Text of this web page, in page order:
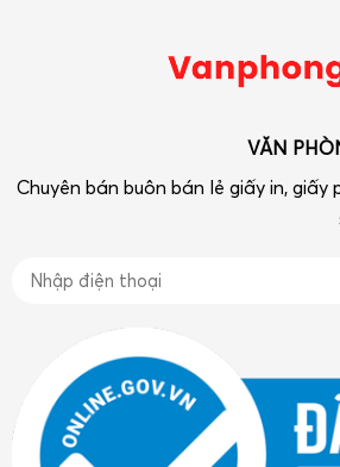
VĂN
Chuyên bán buôn bán lẻ giấy in,
vpptot@gmail.com
Thiết bị VP-Hóa Mỹ Phẩm-Tạp
Tra cứu hóa đơn điện tử